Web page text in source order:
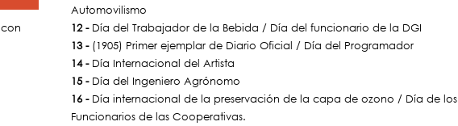
Automovilismo
12 -Día del Trabajador de la Bebida / Día del funcionario de la DGI
13 -(1905) Primer ejemplar de Diario Oficial / Día del Programador
14 -Día Internacional del Artista
15 -Día del Ingeniero Agrónomo
16 -Día internacional de la preservación de la capa de ozono / Día de los
Funcionarios de las Cooperativas.